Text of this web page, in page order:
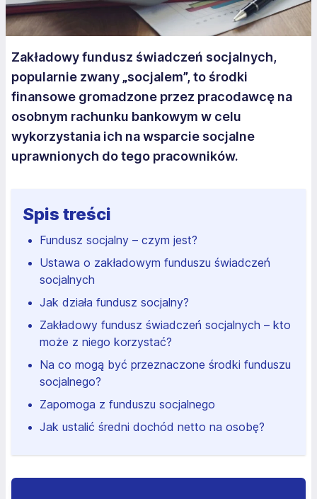
Zakładowy fundusz świadczeń socjalnych,
popularnie zwany „socjalem”, to środki
finansowe gromadzone przez pracodawcę na
osobnym rachunku bankowym w celu
wykorzystania ich na wsparcie socjalne
uprawnionych do tego pracowników.
Spis treści
Fundusz socjalny – czym jest?
Ustawa o zakładowym funduszu świadczeń
socjalnych
Jak działa fundusz socjalny?
Zakładowy fundusz świadczeń socjalnych – kto
może z niego korzystać?
Na co mogą być przeznaczone środki funduszu
socjalnego?
Zapomoga z funduszu socjalnego
Jak ustalić średni dochód netto na osobę?